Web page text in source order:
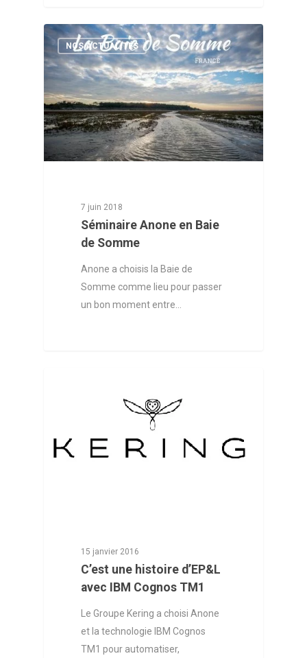
NOS ACTUALITÉS
7 juin 2018
Séminaire Anone en Baie
de Somme
Anone a choisis la Baie de
Somme comme lieu pour passer
un bon moment entre…
15 janvier 2016
C’est une histoire d’EP&L
avec IBM Cognos TM1
Le Groupe Kering a choisi Anone
et la technologie IBM Cognos
TM1 pour automatiser,